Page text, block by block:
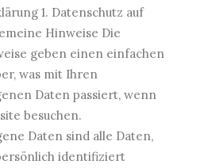
1. Datenschutz auf
Hinweise Die
geben einen einfachen
was mit Ihren
Daten passiert, wenn
besuchen.
Daten sind alle Daten,
identifiziert